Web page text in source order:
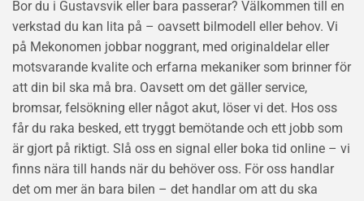
Bor du i Gustavsvik eller bara passerar? Välkommen till en
verkstad du kan lita på – oavsett bilmodell eller behov. Vi
på Mekonomen jobbar noggrant, med originaldelar eller
motsvarande kvalite och erfarna mekaniker som brinner för
att din bil ska må bra. Oavsett om det gäller service,
bromsar, felsökning eller något akut, löser vi det. Hos oss
får du raka besked, ett tryggt bemötande och ett jobb som
är gjort på riktigt. Slå oss en signal eller boka tid online – vi
finns nära till hands när du behöver oss. För oss handlar
det om mer än bara bilen – det handlar om att du ska